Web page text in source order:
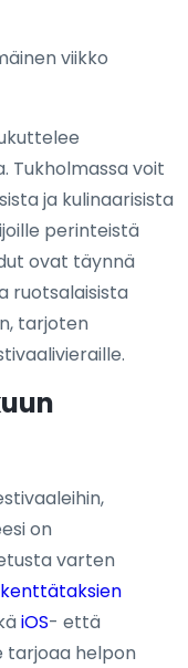
viikko
Tukholmassa voit
ja kulinaarisista
perinteistä
ovat täynnä
ruotsalaisista
tarjoten
on
varten
iOS- että
tarjoaa helpon